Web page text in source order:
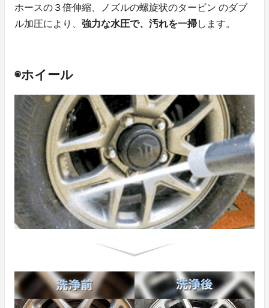
ホースの３倍伸縮、ノズルの螺旋状のタービン のダブ
ル加圧により、 強力な水圧で、汚れを一掃します。
◉ホイール